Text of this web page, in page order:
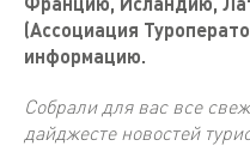
(Ассоциация
информацию.
Собрали для вас все
дайджесте новостей